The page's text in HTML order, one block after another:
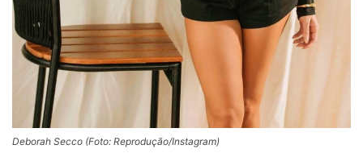
Deborah Secco (Foto: Reprodução/Instagram)